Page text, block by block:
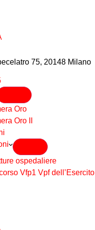
75, 20148 Milano
Oro
Oro II
ospedaliere
Vfp1 Vpf dell’Esercito